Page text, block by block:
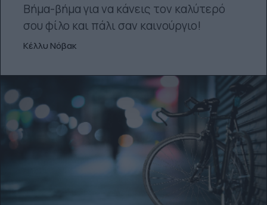
Βήμα-βήμα για να κάνεις τον καλύτερό
σου φίλο και πάλι σαν καινούργιο!
Κέλλυ Νόβακ